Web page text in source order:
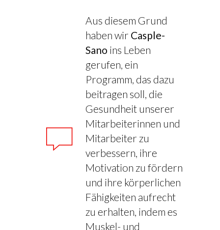
Aus diesem Grund
haben wir Casple-
Sano ins Leben
gerufen, ein
Programm, das dazu
beitragen soll, die
Gesundheit unserer
Mitarbeiterinnen und
Mitarbeiter zu
verbessern, ihre
Motivation zu fördern
und ihre körperlichen
Fähigkeiten aufrecht
zu erhalten, indem es
Muskel- und